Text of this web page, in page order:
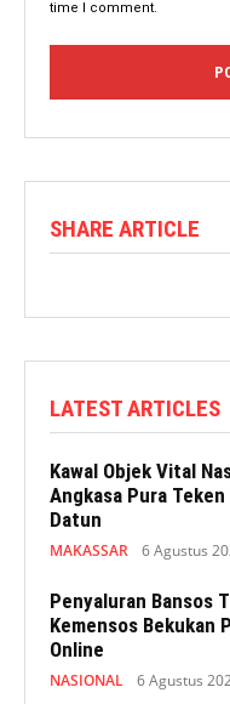
time I comment.
SHARE ARTICLE
LATEST ARTICLES
Kawal Objek Vital
Angkasa Pura
Datun
MAKASSAR 6 Agustus
Penyaluran Bansos
Kemensos Bekukan
Online
NASIONAL 6 Agustus